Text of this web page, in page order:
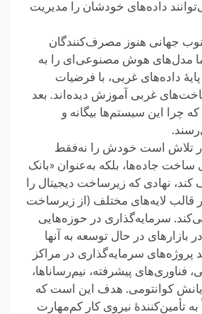
داده‌های خودشان را مدیریت
جهانی هنوز مصرف‌کنندگان
ما مدل‌های هوش مصنوعی‌ای را به
داده‌های غربی، با فرضیات
غربی آموزش دیده‌اند. بعد
چرا ‏این سیستم‌ها بیگانه و
تلاش است خودش را نه‌فقط
ساخت جاده‌ها، بلکه به‌عنوان «بانک
کند، نهادی که زیرساخت دیجیتال را
قالب لایه‌های مختلف (از زیرساخت
‏می‌کند. سرمایه‌گذاری در حوزه‌هایی
بازارهای در حال توسعه به آنها
وارد نمی‌شود، مانند‎ ‎پروژه‌های ‏سرمایه‌گذاری در مراکز
پیشرفته، نیم‌رساناها،
کوانتومی. هدف ‏این است که
تأمین‌کنندهٔ نیروی کار کم‌مهارت